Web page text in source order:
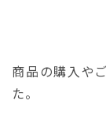
商品の購入や
た。